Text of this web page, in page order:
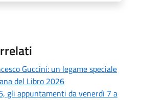
Guccini: un legame speciale
del Libro 2026
gli appuntamenti da venerdì 7 a